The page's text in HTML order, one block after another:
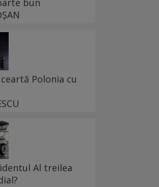
bun
Polonia cu
Al treilea